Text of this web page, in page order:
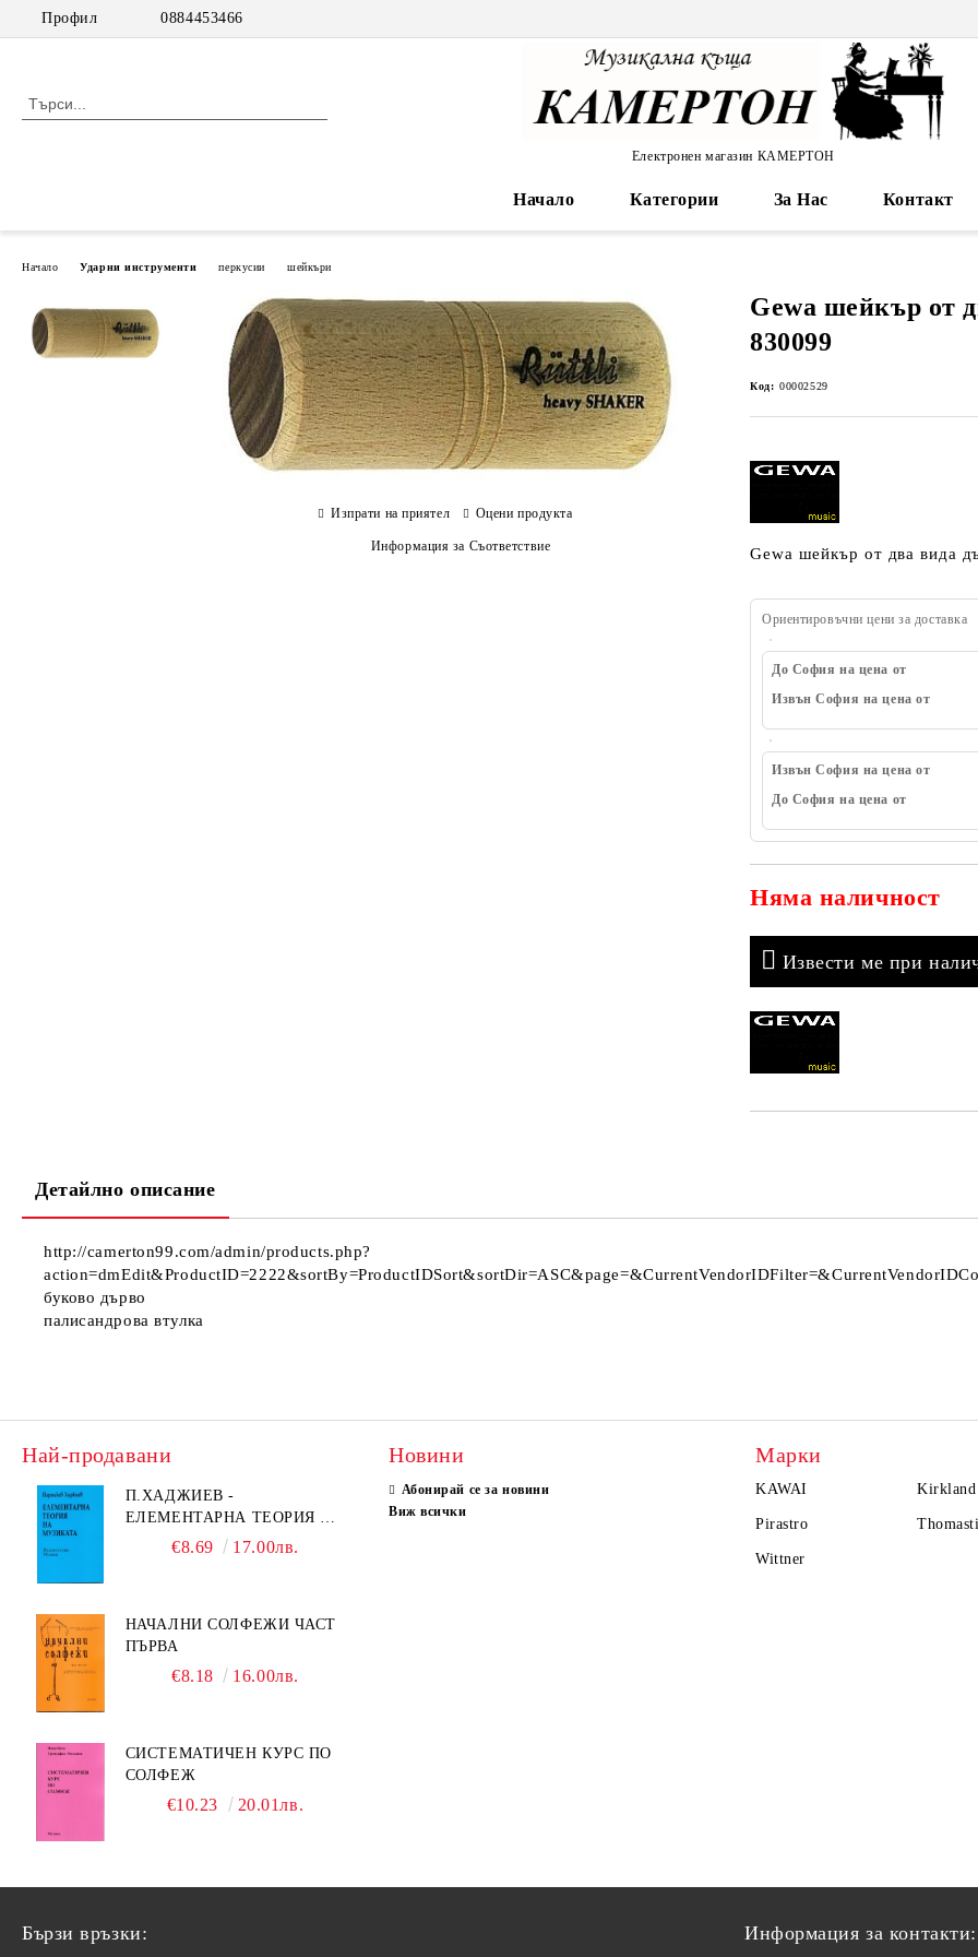
Профил 0884453466
Електронен магазин КАМЕРТОН
Начало Категории За Нас Контакт
Начало Ударни инструменти перкусии шейкъри
Gewa шейкър от
830099
Код: 00002529
Gewa шейкър от два вида
Ориентировъчни цени за доставка
До София на цена от
Извън София на цена от
Извън София на цена от
До София на цена от
Няма наличност
Извести ме при
Изпрати на приятел Оцени продукта
Информация за Съответствие
Детайлно описание
http://camerton99.com/admin/products.php?
буково дърво
палисандрова втулка
Най-продавани
П.ХАДЖИЕВ -
ЕЛЕМЕНТАРНА ТЕОРИЯ НА
МУЗИКАТА
€8.69 17.00лв.
НАЧАЛНИ СОЛФЕЖИ ЧАСТ
ПЪРВА
€8.18 16.00лв.
СИСТЕМАТИЧЕН КУРС ПО
СОЛФЕЖ
€10.23 20.01лв.
Новини
Абонирай се за новини
Виж всички
Марки
KAWAI Kirkland
Pirastro
Wittner
Бързи връзки: Информация за контакти: